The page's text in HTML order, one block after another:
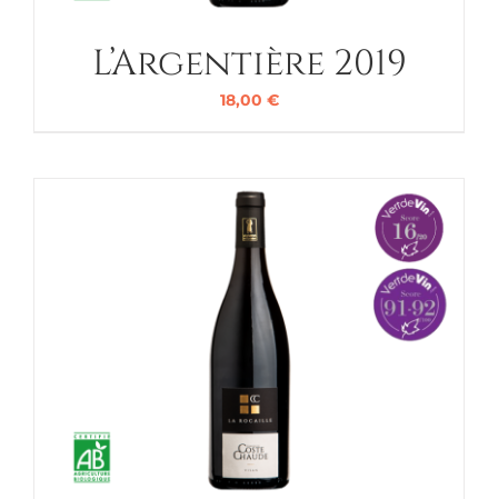
L’Argentière 2019
18,00 €